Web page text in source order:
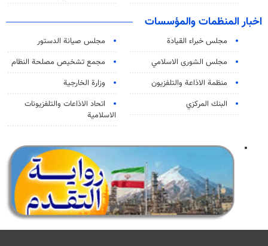
اخبار المنظمات والمؤسسات
مجلس خبراء القيادة
مجلس صيانة الدستور
مجلس الشورى الاسلامي
مجمع تشخيص مصلحة النظام
منظمة الاذاعة والتلفزیون
وزارة الخارجية
البنك المركزي
اتحاد الاذاعات والتلفزيونات
الاسلامية